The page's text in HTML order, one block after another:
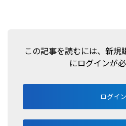
この記事を読むには、新規
にログインが必
ログイン